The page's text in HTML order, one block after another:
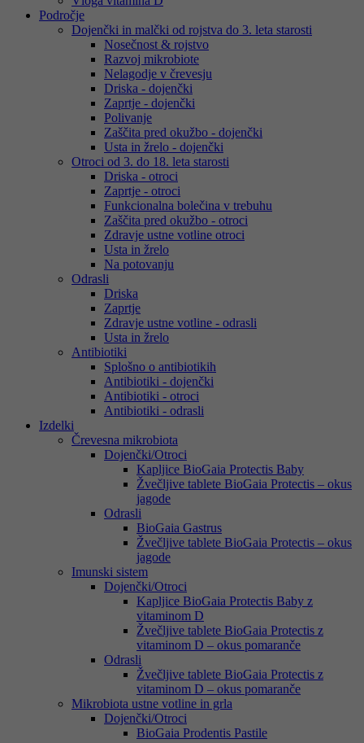
Področje
Dojenčki in malčki od rojstva do 3. leta starosti
Nosečnost & rojstvo
Razvoj mikrobiote
Nelagodje v črevesju
Driska - dojenčki
Zaprtje - dojenčki
Polivanje
Zaščita pred okužbo - dojenčki
Usta in žrelo - dojenčki
Otroci od 3. do 18. leta starosti
Driska - otroci
Zaprtje - otroci
Funkcionalna bolečina v trebuhu
Zaščita pred okužbo - otroci
Zdravje ustne votline otroci
Usta in žrelo
Na potovanju
Odrasli
Driska
Zaprtje
Zdravje ustne votline - odrasli
Usta in žrelo
Antibiotiki
Splošno o antibiotikih
Antibiotiki - dojenčki
Antibiotiki - otroci
Antibiotiki - odrasli
Izdelki
Črevesna mikrobiota
Dojenčki/Otroci
Kapljice BioGaia Protectis Baby
Žvečljive tablete BioGaia Protectis – okus
jagode
Odrasli
BioGaia Gastrus
Žvečljive tablete BioGaia Protectis – okus
jagode
Imunski sistem
Dojenčki/Otroci
Kapljice BioGaia Protectis Baby z
vitaminom D
Žvečljive tablete BioGaia Protectis z
vitaminom D – okus pomaranče
Odrasli
Žvečljive tablete BioGaia Protectis z
vitaminom D – okus pomaranče
Mikrobiota ustne votline in grla
Dojenčki/Otroci
BioGaia Prodentis Pastile